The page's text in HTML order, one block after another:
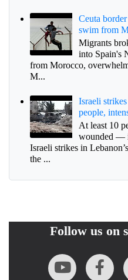
Ceuta
swim from
Migrants
into Spain's
from Morocco,
M...
Israeli
people,
At least 10
wounded —
Israeli strikes in
the ...
Follow us on